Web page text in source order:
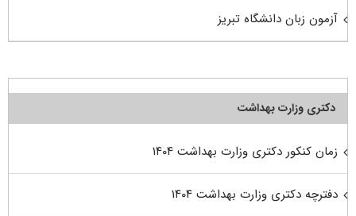
آزمون زبان دانشگاه تبریز
دکتری وزارت بهداشت
زمان کنکور دکتری وزارت بهداشت ۱۴۰۴
دفترچه دکتری وزارت بهداشت ۱۴۰۴